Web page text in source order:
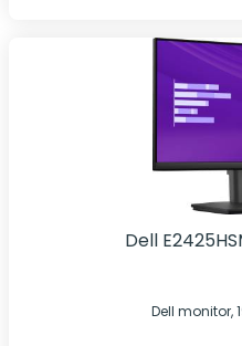
Dell
Dell monitor,